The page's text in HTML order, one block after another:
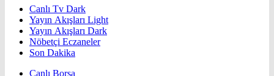
Canlı Tv Dark
Yayın Akışları Light
Yayın Akışları Dark
Nöbetçi Eczaneler
Son Dakika
Canlı Borsa